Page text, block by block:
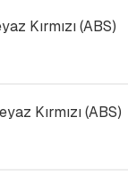
Kırmızı (ABS)
Kırmızı (ABS)